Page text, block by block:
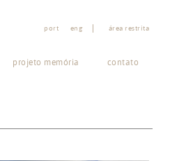
projeto memória contato
port eng área restrita